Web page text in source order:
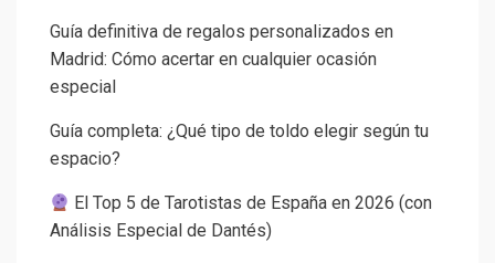
Guía definitiva de regalos personalizados en
Madrid: Cómo acertar en cualquier ocasión
especial
Guía completa: ¿Qué tipo de toldo elegir según tu
espacio?
El Top 5 de Tarotistas de España en 2026 (con
Análisis Especial de Dantés)